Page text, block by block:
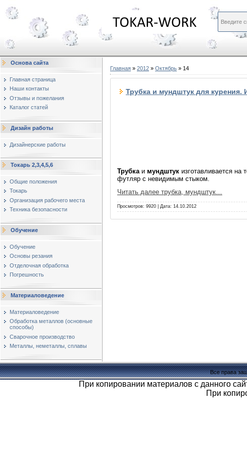
Основа сайта
Главная страница
Наши контакты
Отзывы и пожелания
Каталог статей
Дизайн работы
Дизайнерские работы
Токарь 2,3,4,5,6
Общие положения
Токарь
Организация рабочего места
Техника безопасности
Обучение
Обучение
Основы резания
Отделочная обработка
Погрешность
Материаловедение
Материаловедение
Обработка металлов (основные
способы)
Сварочное производство
Металлы, неметаллы, сплавы
Главная » 2012 » Октябрь » 14
Трубка и мундштук для курения.
Трубка и мундштук изготавливается на
футляр с невидимым стыком.
Читать далее трубка, мундштук…
Просмотров: 9920 | Дата: 14.10.2012
Все права
При копировании материалов с данного
При